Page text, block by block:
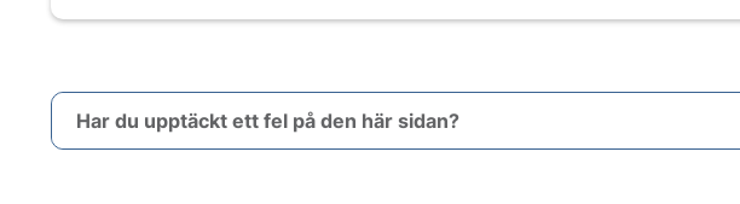
Har du upptäckt ett fel på den här sidan?